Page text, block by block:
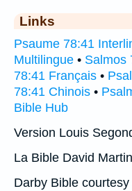
Links
Psaume 78:41
Multilingue • Salmos
78:41 Français •
78:41 Chinois •
Bible Hub
Version Louis
La Bible David
Darby Bible courtesy